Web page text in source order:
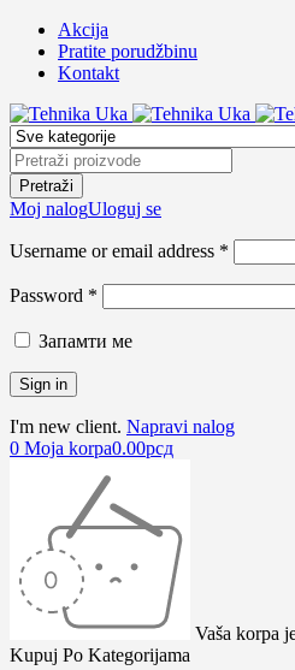
Akcija
Pratite porudžbinu
Kontakt
Moj nalogUloguj se
Username or email address *
Password *
Запамти ме
I'm new client. Napravi nalog
0 Moja korpa0.00рсд
Vaša korpa
Kupuj Po Kategorijama